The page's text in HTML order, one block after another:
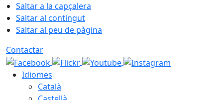
Saltar a la capçalera
Saltar al contingut
Saltar al peu de pàgina
Contactar
Idiomes
Català